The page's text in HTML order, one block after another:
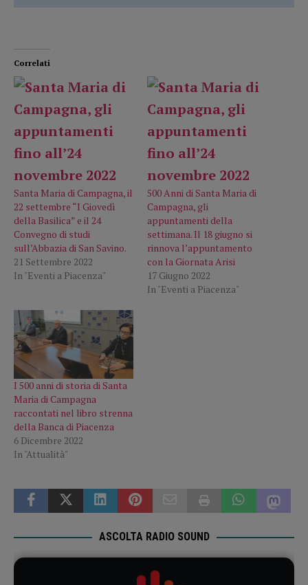
Correlati
Santa Maria di Campagna, il
22 settembre “I Giovedì
della Basilica” e il 24
Convegno di studi
sull’Abbazia di San Savino.
21 Settembre 2022
In "Eventi a Piacenza"
500 Anni di Santa Maria di
Campagna, gli
appuntamenti della
settimana. Il 18 giugno si
rinnova l’appuntamento
con la Giornata Arisi
17 Giugno 2022
In "Eventi a Piacenza"
I 500 anni di storia di Santa
Maria di Campagna
raccontati nel libro strenna
della Banca di Piacenza
6 Dicembre 2022
In "Attualità"
ASCOLTA RADIO SOUND